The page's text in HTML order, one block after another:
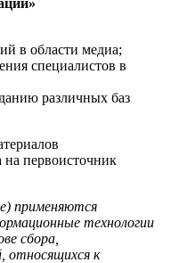
в области медиа;
специалистов в
различных баз
на первоисточник
применяются
технологии
сбора,
относящихся к